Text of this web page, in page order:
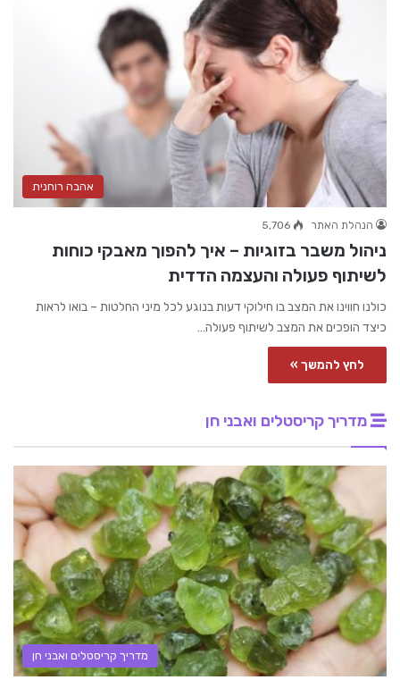
אהבה רוחנית
הנהלת האתר 5,706
ניהול משבר בזוגיות – איך להפוך מאבקי כוחות
לשיתוף פעולה והעצמה הדדית
כולנו חווינו את המצב בו חילוקי דעות בנוגע לכל מיני החלטות – בואו לראות
כיצד הופכים את המצב לשיתוף פעולה…
לחץ להמשך »
מדריך קריסטלים ואבני חן
מדריך קריסטלים ואבני חן